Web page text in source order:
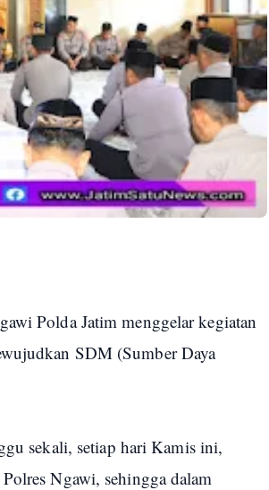
Polda Jatim menggelar kegiatan
SDM (Sumber Daya
sekali, setiap hari Kamis ini,
Ngawi, sehingga dalam